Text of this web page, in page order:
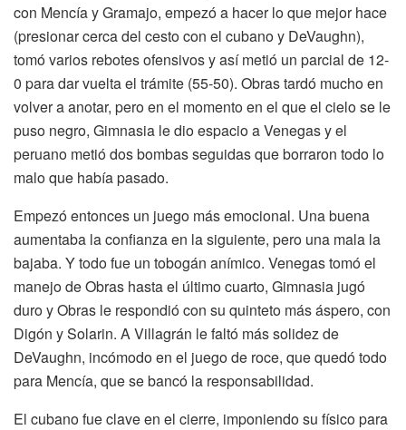
con Mencía y Gramajo, empezó a hacer lo que mejor hace
(presionar cerca del cesto con el cubano y DeVaughn),
tomó varios rebotes ofensivos y así metió un parcial de 12-
0 para dar vuelta el trámite (55-50). Obras tardó mucho en
volver a anotar, pero en el momento en el que el cielo se le
puso negro, Gimnasia le dio espacio a Venegas y el
peruano metió dos bombas seguidas que borraron todo lo
malo que había pasado.
Empezó entonces un juego más emocional. Una buena
aumentaba la confianza en la siguiente, pero una mala la
bajaba. Y todo fue un tobogán anímico. Venegas tomó el
manejo de Obras hasta el último cuarto, Gimnasia jugó
duro y Obras le respondió con su quinteto más áspero, con
Digón y Solarin. A Villagrán le faltó más solidez de
DeVaughn, incómodo en el juego de roce, que quedó todo
para Mencía, que se bancó la responsabilidad.
El cubano fue clave en el cierre, imponiendo su físico para